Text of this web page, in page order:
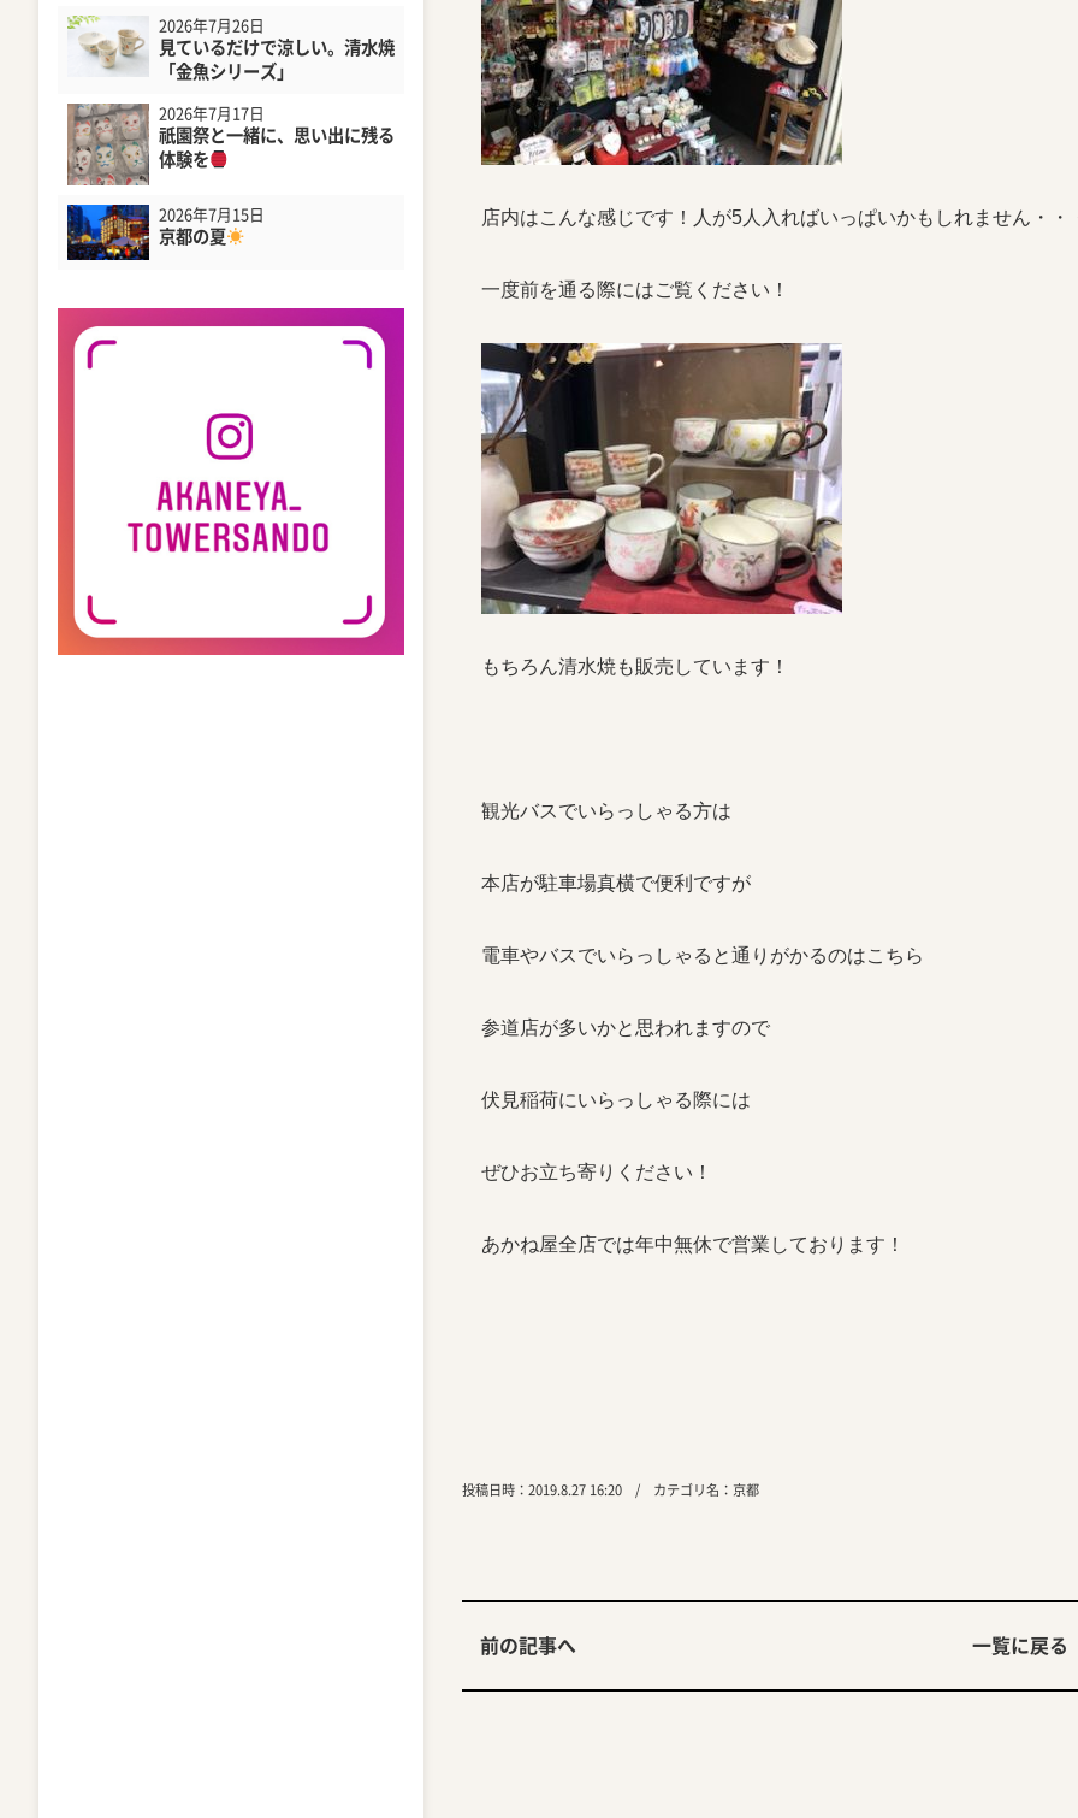
2026年7月26日
見ているだけで涼しい。清水焼
「金魚シリーズ」
2026年7月17日
祇園祭と一緒に、思い出に残る
体験を
2026年7月15日
京都の夏
店内はこんな感じです！人が5人入ればいっぱいかもしれません・・
一度前を通る際にはご覧ください！
もちろん清水焼も販売しています！
観光バスでいらっしゃる方は
本店が駐車場真横で便利ですが
電車やバスでいらっしゃると通りがかるのはこちら
参道店が多いかと思われますので
伏見稲荷にいらっしゃる際には
ぜひお立ち寄りください！
あかね屋全店では年中無休で営業しております！
投稿日時：2019.8.27 16:20 / カテゴリ名： 京都
前の記事へ 一覧に戻る